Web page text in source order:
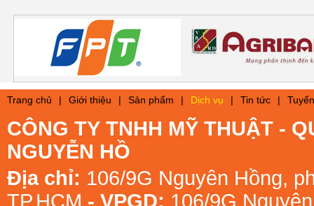
Trang chủ | Giới thiệu | Sản phẩm | Dịch vụ | Tin tức |
CÔNG TY TNHH MỸ THUẬT -
NGUYỄN HỒ
Địa chỉ: 106/9G Nguyên Hồng,
TP.HCM - VPGD: 106/9G